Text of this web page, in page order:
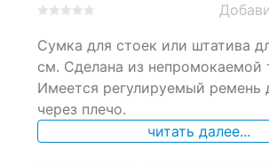
out
on
customer
ratings
Сумка для стоек или штатива
см. Сделана из непромокаемой
Имеется регулируемый ремень
через плечо.
читать далее...